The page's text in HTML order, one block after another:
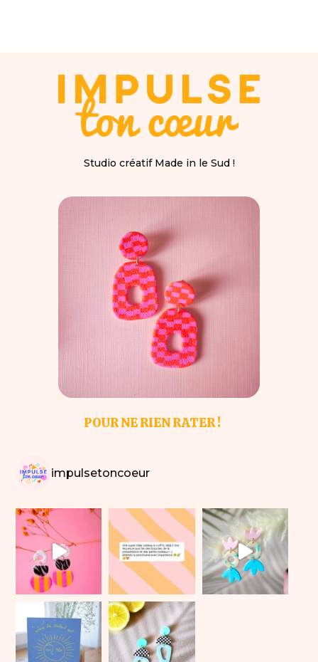
Studio créatif Made in le Sud !
POUR NE RIEN RATER !
impulsetoncoeur